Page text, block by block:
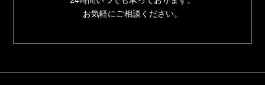
お気軽にご相談ください。